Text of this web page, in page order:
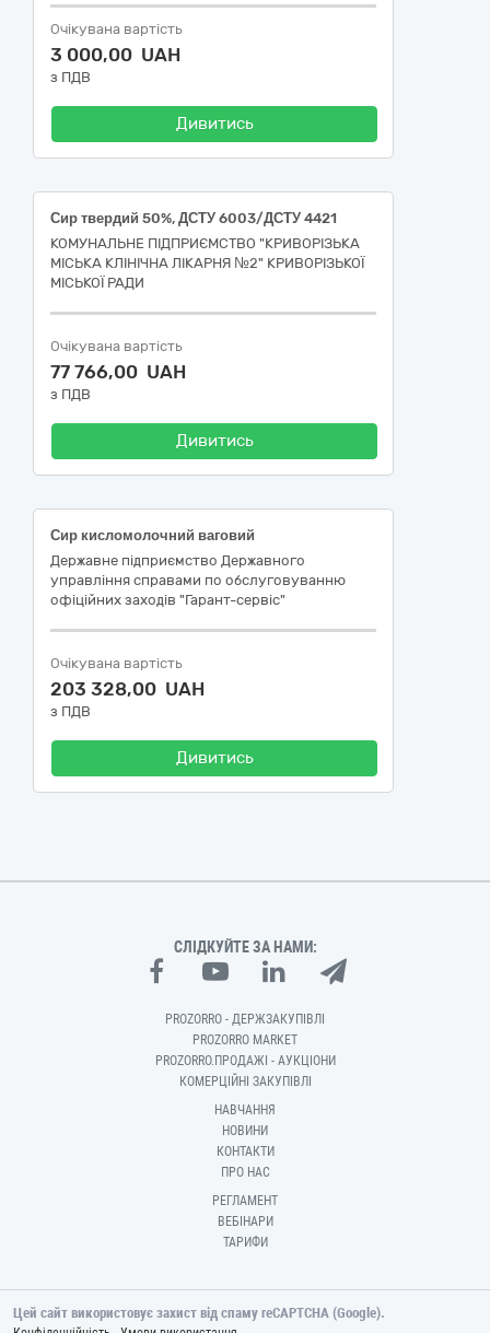
Очікувана вартість
3 000,00 UAH
з ПДВ
Дивитись
Сир твердий 50%, ДСТУ 6003/ДСТУ 4421
КОМУНАЛЬНЕ ПІДПРИЄМСТВО "КРИВОРІЗЬКА
МІСЬКА КЛІНІЧНА ЛІКАРНЯ №2" КРИВОРІЗЬКОЇ
МІСЬКОЇ РАДИ
Очікувана вартість
77 766,00 UAH
з ПДВ
Дивитись
Сир кисломолочний ваговий
Державне підприємство Державного
управління справами по обслуговуванню
офіційних заходів "Гарант-сервіс"
Очікувана вартість
203 328,00 UAH
з ПДВ
Дивитись
СЛІДКУЙТЕ ЗА НАМИ:
PROZORRO - ДЕРЖЗАКУПІВЛІ
PROZORRO MARKET
PROZORRO.ПРОДАЖІ - АУКЦІОНИ
КОМЕРЦІЙНІ ЗАКУПІВЛІ
НАВЧАННЯ
НОВИНИ
КОНТАКТИ
ПРО НАС
РЕГЛАМЕНТ
ВЕБІНАРИ
ТАРИФИ
Цей сайт використовує захист від спаму reCAPTCHA (Google).